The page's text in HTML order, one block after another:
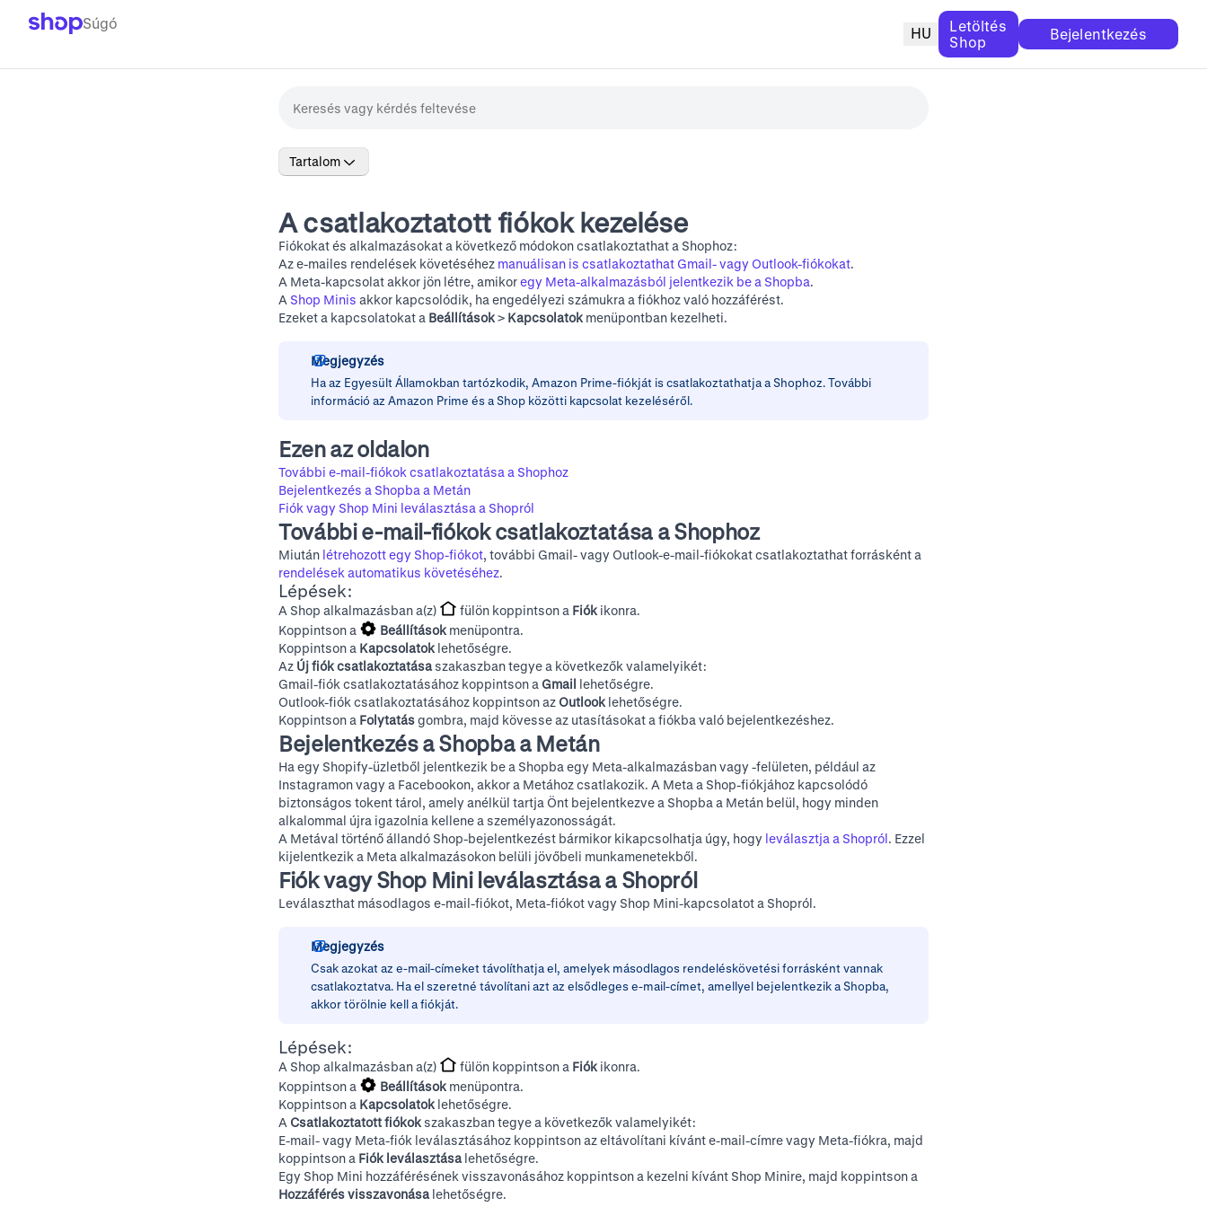
Súgó
HU
Letöltés
Shop
Bejelentkezés
Tartalom
A csatlakoztatott fiókok kezelése
Fiókokat és alkalmazásokat a következő módokon csatlakoztathat a Shophoz:
Az e-mailes rendelések követéséhez manuálisan is csatlakoztathat Gmail- vagy Outlook-fiókokat.
A Meta-kapcsolat akkor jön létre, amikoregy Meta-alkalmazásból jelentkezik be a Shopba.
A Shop Minis akkor kapcsolódik, ha engedélyezi számukra a fiókhoz való hozzáférést.
Ezeket a kapcsolatokat a Beállítások> Kapcsolatok menüpontban kezelheti.
Megjegyzés
Ha az Egyesült Államokban tartózkodik, Amazon Prime-fiókját is csatlakoztathatja a Shophoz. További
információ az Amazon Prime és a Shop közötti kapcsolat kezeléséről.
Ezen az oldalon
További e-mail-fiókok csatlakoztatása a Shophoz
Bejelentkezés a Shopba a Metán
Fiók vagy Shop Mini leválasztása a Shopról
További e-mail-fiókok csatlakoztatása a Shophoz
Miután létrehozott egy Shop-fiókot, további Gmail- vagy Outlook-e-mail-fiókokat csatlakoztathat forrásként a
rendelések automatikus követéséhez.
Lépések:
A Shop alkalmazásban a(z) fülön koppintson a Fiók ikonra.
Koppintson a
Beállítások menüpontra.
Koppintson a Kapcsolatok lehetőségre.
Az Új fiók csatlakoztatása szakaszban tegye a következők valamelyikét:
Gmail-fiók csatlakoztatásához koppintson a Gmail lehetőségre.
Outlook-fiók csatlakoztatásához koppintson az Outlook lehetőségre.
Koppintson a Folytatásgombra, majd kövesse az utasításokat a fiókba való bejelentkezéshez.
Bejelentkezés a Shopba a Metán
Ha egy Shopify-üzletből jelentkezik be a Shopba egy Meta-alkalmazásban vagy -felületen, például az
Instagramon vagy a Facebookon, akkor a Metához csatlakozik. A Meta a Shop-fiókjához kapcsolódó
biztonságos tokent tárol, amely anélkül tartja Önt bejelentkezve a Shopba a Metán belül, hogy minden
alkalommal újra igazolnia kellene a személyazonosságát.
A Metával történő állandó Shop-bejelentkezést bármikor kikapcsolhatja úgy, hogy leválasztja a Shopról. Ezzel
kijelentkezik a Meta alkalmazásokon belüli jövőbeli munkamenetekből.
Fiók vagy Shop Mini leválasztása a Shopról
Leválaszthat másodlagos e-mail-fiókot, Meta-fiókot vagy Shop Mini-kapcsolatot a Shopról.
Megjegyzés
Csak azokat az e-mail-címeket távolíthatja el, amelyek másodlagos rendeléskövetési forrásként vannak
csatlakoztatva. Ha el szeretné távolítani azt az elsődleges e-mail-címet, amellyel bejelentkezik a Shopba,
akkor törölnie kell a fiókját.
Lépések:
A Shop alkalmazásban a(z) fülön koppintson a Fiók ikonra.
Koppintson a
Beállítások menüpontra.
Koppintson a Kapcsolatok lehetőségre.
A Csatlakoztatott fiókok szakaszban tegye a következők valamelyikét:
E-mail- vagy Meta-fiók leválasztásához koppintson az eltávolítani kívánt e-mail-címre vagy Meta-fiókra, majd
koppintson a Fiók leválasztása lehetőségre.
Egy Shop Mini hozzáférésének visszavonásához koppintson a kezelni kívánt Shop Minire, majd koppintson a
Hozzáférés visszavonása lehetőségre.